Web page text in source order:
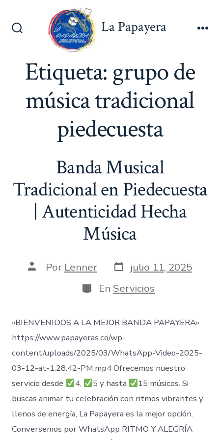
Alternar
La Papayera
Etiqueta: grupo de
música tradicional
piedecuesta
Banda Musical
Tradicional en Piedecuesta
| Autenticidad Hecha
Música
AutorPor Lenner Fecha
de
publicación
julio 11, 2025
Categorías
En Servicios
«BIENVENIDOS A LA MEJOR BANDA PAPAYERA»
https://www.papayeras.co/wp-
content/uploads/2025/03/WhatsApp-Video-2025-
03-12-at-1.28.42-PM.mp4 Ofrecemos nuestro
servicio desde
4, 5 y hasta
15 músicos. Si
buscas animar tu celebración con ritmos vibrantes y
llenos de energía, La Papayera es la mejor opción.
Conversemos por WhatsApp RITMO Y ALEGRÍA